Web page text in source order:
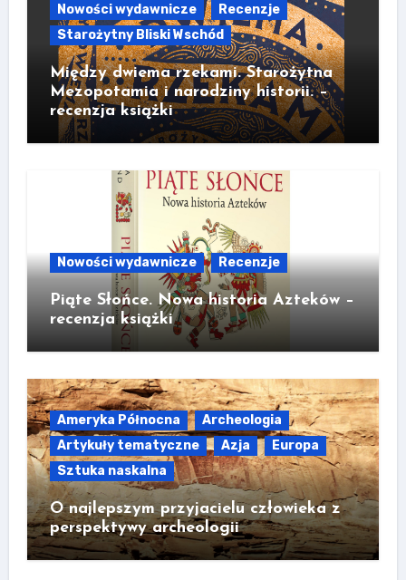
Nowości wydawnicze
Recenzje
Starożytny Bliski Wschód
Między dwiema rzekami. Starożytna
Mezopotamia i narodziny historii. –
recenzja książki
Nowości wydawnicze Recenzje
Piąte Słońce. Nowa historia Azteków –
recenzja książki
Ameryka Północna
Archeologia
Artykuły tematyczne
Azja
Europa
Sztuka naskalna
O najlepszym przyjacielu człowieka z
perspektywy archeologii